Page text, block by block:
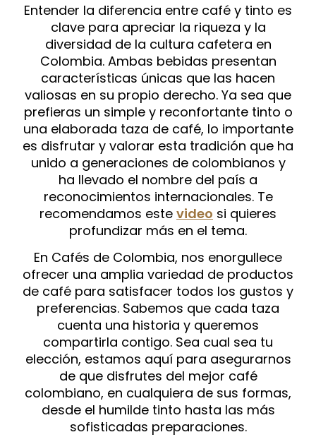
Entender la diferencia entre café y tinto es
clave para apreciar la riqueza y la
diversidad de la cultura cafetera en
Colombia. Ambas bebidas presentan
características únicas que las hacen
valiosas en su propio derecho. Ya sea que
prefieras un simple y reconfortante tinto o
una elaborada taza de café, lo importante
es disfrutar y valorar esta tradición que ha
unido a generaciones de colombianos y
ha llevado el nombre del país a
reconocimientos internacionales. Te
recomendamos este video si quieres
profundizar más en el tema.
En Cafés de Colombia, nos enorgullece
ofrecer una amplia variedad de productos
de café para satisfacer todos los gustos y
preferencias. Sabemos que cada taza
cuenta una historia y queremos
compartirla contigo. Sea cual sea tu
elección, estamos aquí para asegurarnos
de que disfrutes del mejor café
colombiano, en cualquiera de sus formas,
desde el humilde tinto hasta las más
sofisticadas preparaciones.